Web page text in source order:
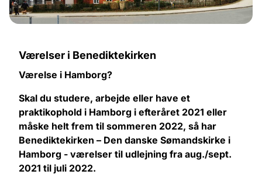
Værelser i Benediktekirken
Værelse i Hamborg?
Skal du studere, arbejde eller have et
praktikophold i Hamborg i efteråret 2021 eller
måske helt frem til sommeren 2022, så har
Benediktekirken – Den danske Sømandskirke i
Hamborg - værelser til udlejning fra aug./sept.
2021 til juli 2022.